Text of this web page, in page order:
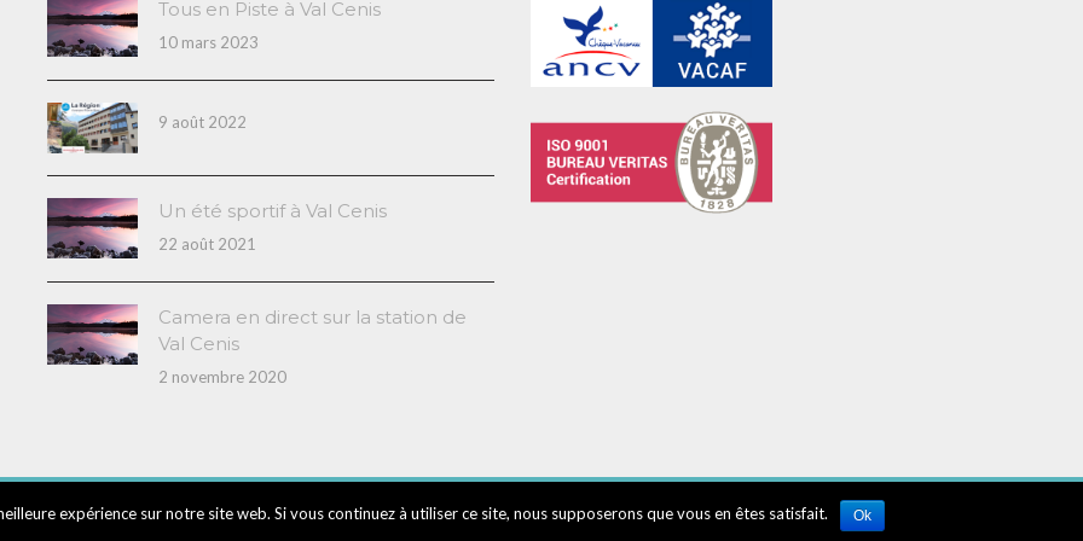
Tous en Piste à Val Cenis
10 mars 2023
9 août 2022
Un été sportif à Val Cenis
22 août 2021
Camera en direct sur la station de
Val Cenis
2 novembre 2020
expérience sur notre site web. Si vous continuez à utiliser ce site, nous supposerons que vous en êtes satisfait. Ok